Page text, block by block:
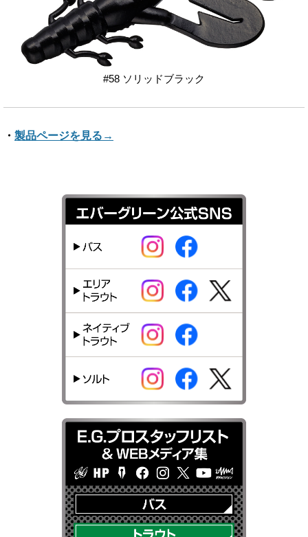
#58 ソリッドブラック
・ 製品ページを見る→